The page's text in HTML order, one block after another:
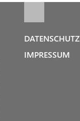
DATENSCHUTZ
IMPRESSUM